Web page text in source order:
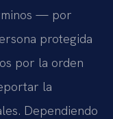
— por
protegida
por la orden
la
Dependiendo